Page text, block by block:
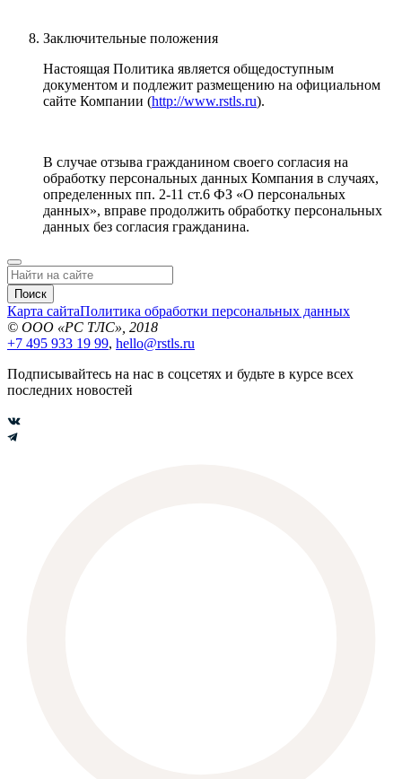
Заключительные положения
Настоящая Политика является общедоступным
документом и подлежит размещению на официальном
сайте Компании (http://www.rstls.ru).
В случае отзыва гражданином своего согласия на
обработку персональных данных Компания в случаях,
определенных пп. 2-11 ст.6 ФЗ «О персональных
данных», вправе продолжить обработку персональных
данных без согласия гражданина.
Поиск
Карта сайтаПолитика обработки персональных данных
© ООО «РС ТЛС», 2018
+7 495 933 19 99, hello@rstls.ru
Подписывайтесь на нас в соцсетях и будьте в курсе всех
последних новостей